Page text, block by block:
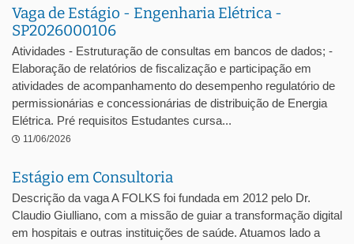
Vaga de Estágio - Engenharia Elétrica -
SP2026000106
Atividades - Estruturação de consultas em bancos de dados; -
Elaboração de relatórios de fiscalização e participação em
atividades de acompanhamento do desempenho regulatório de
permissionárias e concessionárias de distribuição de Energia
Elétrica. Pré requisitos Estudantes cursa...
11/06/2026
Estágio em Consultoria
Descrição da vaga A FOLKS foi fundada em 2012 pelo Dr.
Claudio Giulliano, com a missão de guiar a transformação digital
em hospitais e outras instituições de saúde. Atuamos lado a